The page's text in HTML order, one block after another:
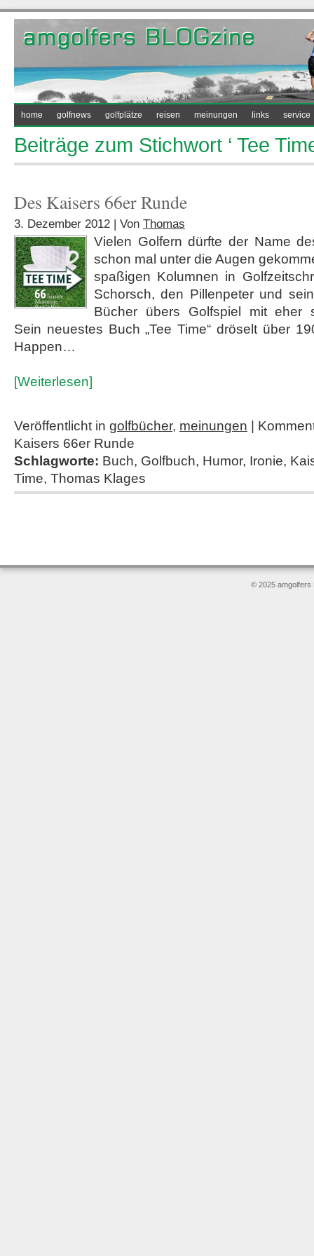
home golfnews golfplätze reisen meinungen links service
Beiträge zum Stichwort ‘ Tee
Des Kaisers 66er Runde
3. Dezember 2012 | Von Thomas
Vielen Golfern dürfte der Name
schon mal unter die Augen
spaßigen Kolumnen in
Schorsch, den Pillenpeter und
Bücher übers Golfspiel mit eher
Sein neuestes Buch „Tee Time“ dröselt über
Happen…
[Weiterlesen]
Veröffentlicht in golfbücher, meinungen
Kaisers 66er Runde
Schlagworte: Buch, Golfbuch, Humor, Ironie,
Time, Thomas Klages
© 2025